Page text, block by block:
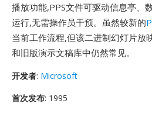
播放功能,PPS文件可驱动信息亭、
运行,无需操作员干预。虽然较新的
当前工作流程,但该二进制幻灯片放
和旧版演示文稿库中仍然常见。
开发者: Microsoft
首次发布: 1995